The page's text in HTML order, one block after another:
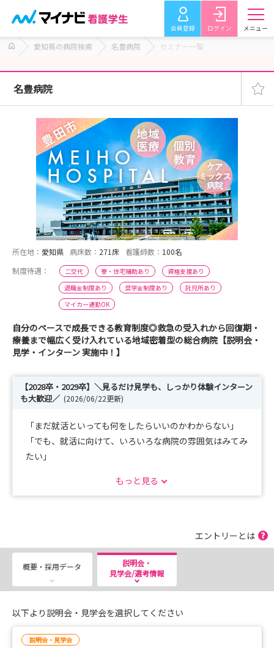
会員登録 ログイン メニュー
愛知県の病院検索 名豊病院 セミナー一覧
名豊病院
所在地： 愛知県 病床数： 271床 看護師数： 100名
制度待遇：
二交代 寮・住宅補助あり
資格支援あり
退職金制度あり
奨学金制度あり
託児所あり
マイカー通勤OK
自分のペースで成長できる教育制度◎救急の受入れから回復期・
療養まで幅広く受け入れている地域密着型の総合病院【説明会・
見学・インターン 実施中！】
【2028卒・2029卒】＼見るだけ見学も、しっかり体験インターン
も大歓迎／ (2026/06/22更新)
「まだ就活といっても何をしたらいいのかわからない」
「でも、就活に向けて、いろいろな病院の雰囲気はみてみ
たい」
＼＼そんな2028年卒・2029年卒の皆さんにぴったりのお
名豊病院では、皆さんのスケジュールや、気持ちに合わせ
て選べる【見学＆インターンシップ】を同時受付中◎
「まずは職場の雰囲気を見てみたい」という方は【見
学】、
「先輩ナースの仕事を間近でじっくり体験したい」という
方は【インターンシップ】がおすすめです。
もっと見る
エントリーとは
概要・採用データ
説明会・
見学会/選考情報
以下より説明会・見学会を選択してください
説明会・見学会